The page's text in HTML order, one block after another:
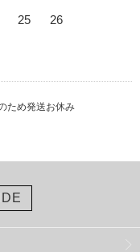
25 26
ため発送お休み